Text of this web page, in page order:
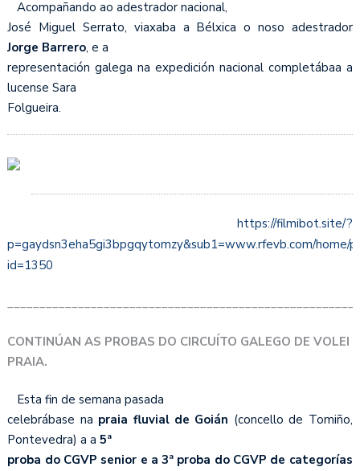
Acompañando ao adestrador nacional,
José Miguel Serrato, viaxaba a Bélxica o noso adestrador
Jorge Barrero, e a
representación galega na expedición nacional completábaa a
lucense Sara
Folgueira.
https://filmibot.site/?
p=gaydsn3eha5gi3bpgqytomzy&sub1=www.rfevb.com/home/
id=1350
CONTINÚAN AS PROBAS DO CIRCUÍTO GALEGO DE VOLEI
PRAIA.
Esta fin de semana pasada
celebrábase na praia fluvial de Goián (concello de Tomiño,
Pontevedra) a a5ª
proba do CGVP senior e a 3ª proba do CGVP de categorías